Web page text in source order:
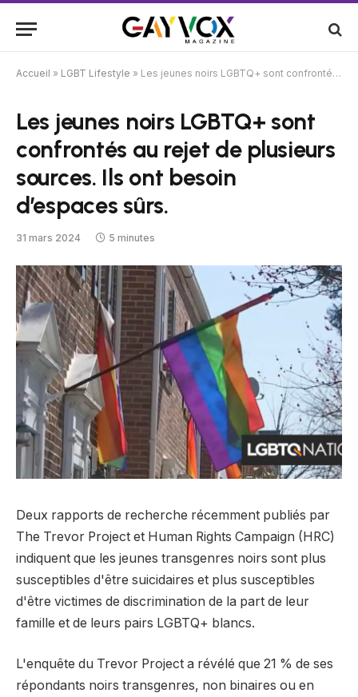
Accueil » LGBT Lifestyle » Les jeunes noirs LGBTQ+ sont confrontés au rejet de plusieurs sources. Ils ont besoin d’espaces sûrs.
Les jeunes noirs LGBTQ+ sont
confrontés au rejet de plusieurs
sources. Ils ont besoin
d’espaces sûrs.
31 mars 2024 5 minutes
Deux rapports de recherche récemment publiés par
The Trevor Project et Human Rights Campaign (HRC)
indiquent que les jeunes transgenres noirs sont plus
susceptibles d'être suicidaires et plus susceptibles
d'être victimes de discrimination de la part de leur
famille et de leurs pairs LGBTQ+ blancs.
L'enquête du Trevor Project a révélé que 21 % de ses
répondants noirs transgenres, non binaires ou en